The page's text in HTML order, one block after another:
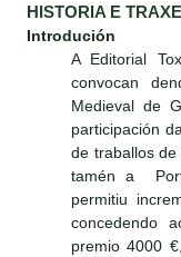
HISTORIA E
Introdución
A Editorial
convocan
Medieval de
participación
de traballos
tamén a
permitiu
concedendo
premio 4000